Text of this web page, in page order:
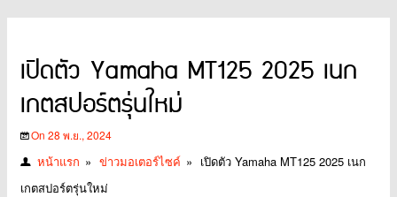
เปิดตัว Yamaha MT125 2025 เนก
เกตสปอร์ตรุ่นใหม่
On 28 พ.ย., 2024
หน้าแรก » ข่าวมอเตอร์ไซค์ » เปิดตัว Yamaha MT125 2025 เนก
เกตสปอร์ตรุ่นใหม่